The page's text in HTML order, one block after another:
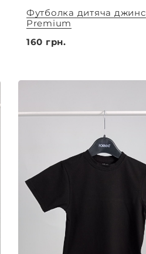
Футболка дитяча джинс
Premium
160 грн.